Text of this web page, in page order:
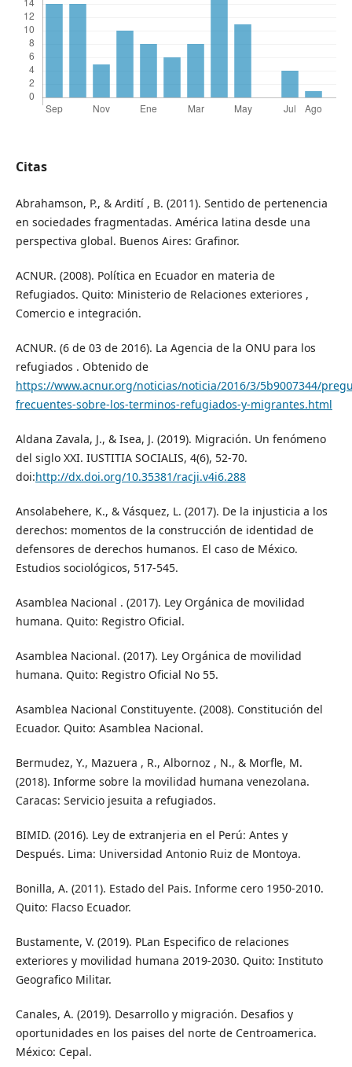
Citas
Abrahamson, P., & Ardití , B. (2011). Sentido de pertenencia
en sociedades fragmentadas. América latina desde una
perspectiva global. Buenos Aires: Grafinor.
ACNUR. (2008). Política en Ecuador en materia de
Refugiados. Quito: Ministerio de Relaciones exteriores ,
Comercio e integración.
ACNUR. (6 de 03 de 2016). La Agencia de la ONU para los
refugiados . Obtenido de
https://www.acnur.org/noticias/noticia/2016/3/5b9007344/
frecuentes-sobre-los-terminos-refugiados-y-migrantes.html
Aldana Zavala, J., & Isea, J. (2019). Migración. Un fenómeno
del siglo XXI. IUSTITIA SOCIALIS, 4(6), 52-70.
doi:http://dx.doi.org/10.35381/racji.v4i6.288
Ansolabehere, K., & Vásquez, L. (2017). De la injusticia a los
derechos: momentos de la construcción de identidad de
defensores de derechos humanos. El caso de México.
Estudios sociológicos, 517-545.
Asamblea Nacional . (2017). Ley Orgánica de movilidad
humana. Quito: Registro Oficial.
Asamblea Nacional. (2017). Ley Orgánica de movilidad
humana. Quito: Registro Oficial No 55.
Asamblea Nacional Constituyente. (2008). Constitución del
Ecuador. Quito: Asamblea Nacional.
Bermudez, Y., Mazuera , R., Albornoz , N., & Morfle, M.
(2018). Informe sobre la movilidad humana venezolana.
Caracas: Servicio jesuita a refugiados.
BIMID. (2016). Ley de extranjeria en el Perú: Antes y
Después. Lima: Universidad Antonio Ruiz de Montoya.
Bonilla, A. (2011). Estado del Pais. Informe cero 1950-2010.
Quito: Flacso Ecuador.
Bustamente, V. (2019). PLan Especifico de relaciones
exteriores y movilidad humana 2019-2030. Quito: Instituto
Geografico Militar.
Canales, A. (2019). Desarrollo y migración. Desafios y
oportunidades en los paises del norte de Centroamerica.
México: Cepal.